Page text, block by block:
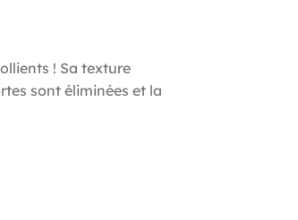
! Sa texture
sont éliminées et la